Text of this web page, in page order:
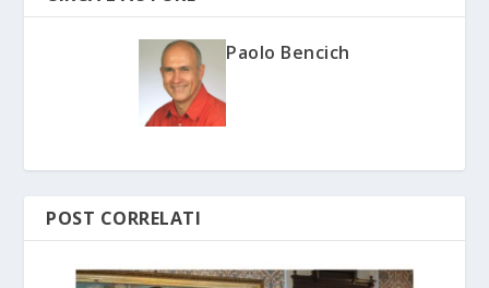
Paolo Bencich
POST CORRELATI